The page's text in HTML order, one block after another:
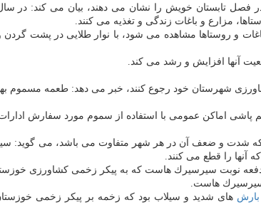
تابستان خویش را نشان می دهند، بیان می كند: در سال
مزارع و باغات زندگی و تغذیه می كنند.
و روستاها مشاهده می شود، با نوار طلایی در پشت
آنها افزایش و رشد می كند.
شهرستان خود رجوع كنند، خبر می دهد: طعمه مسموم
اماكن عمومی با استفاده از سموم مورد سفارش
كه شدت و ضعف آن در هر شهر متفاوت می باشد، می
را قطع می كنند.
نوبت سیرسیرك هاست كه به پیكر زخمی كشاورزی
هاست.
بارش های شدید و سیلاب بود كه زخمه بر پیكر زخمی